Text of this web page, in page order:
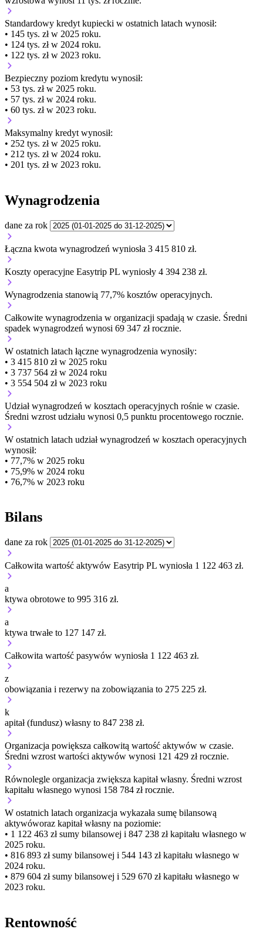
Standardowy kredyt kupiecki w ostatnich latach wynosił:
• 145 tys. zł w 2025 roku.
• 124 tys. zł w 2024 roku.
• 122 tys. zł w 2023 roku.
Bezpieczny poziom kredytu wynosił:
• 53 tys. zł w 2025 roku.
• 57 tys. zł w 2024 roku.
• 60 tys. zł w 2023 roku.
Maksymalny kredyt wynosił:
• 252 tys. zł w 2025 roku.
• 212 tys. zł w 2024 roku.
• 201 tys. zł w 2023 roku.
Wynagrodzenia
dane za rok
Łączna kwota wynagrodzeń wyniosła 3 415 810 zł.
Koszty operacyjne Easytrip PL wyniosły 4 394 238 zł.
Wynagrodzenia stanowią 77,7% kosztów operacyjnych.
Całkowite wynagrodzenia w organizacji spadają w czasie. Średni
spadek wynagrodzeń wynosi 69 347 zł rocznie.
W ostatnich latach łączne wynagrodzenia wynosiły:
• 3 415 810 zł w 2025 roku
• 3 737 564 zł w 2024 roku
• 3 554 504 zł w 2023 roku
Udział wynagrodzeń w kosztach operacyjnych rośnie w czasie.
Średni wzrost udziału wynosi 0,5 punktu procentowego rocznie.
W ostatnich latach udział wynagrodzeń w kosztach operacyjnych
wynosił:
• 77,7% w 2025 roku
• 75,9% w 2024 roku
• 76,7% w 2023 roku
Bilans
dane za rok
Całkowita wartość aktywów Easytrip PL wyniosła 1 122 463 zł.
a
ktywa obrotowe to 995 316 zł.
a
ktywa trwałe to 127 147 zł.
Całkowita wartość pasywów wyniosła 1 122 463 zł.
z
obowiązania i rezerwy na zobowiązania to 275 225 zł.
k
apitał (fundusz) własny to 847 238 zł.
Organizacja powiększa całkowitą wartość aktywów w czasie.
Średni wzrost wartości aktywów wynosi 121 429 zł rocznie.
Równolegle organizacja zwiększa kapitał własny. Średni wzrost
kapitału własnego wynosi 158 784 zł rocznie.
W ostatnich latach organizacja wykazała sumę bilansową
aktywóworaz kapitał własny na poziomie:
• 1 122 463 złsumy bilansowej i 847 238 zł kapitału własnego w
2025 roku.
• 816 893 złsumy bilansowej i 544 143 zł kapitału własnego w
2024 roku.
• 879 604 złsumy bilansowej i 529 670 zł kapitału własnego w
2023 roku.
Rentowność